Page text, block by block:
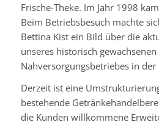
Frische-Theke. Im Jahr 1998
Beim Betriebsbesuch machte
Bettina Kist ein Bild über die
unseres historisch
Nahversorgungsbetriebes in
Derzeit ist eine
bestehende
die Kunden willkommene